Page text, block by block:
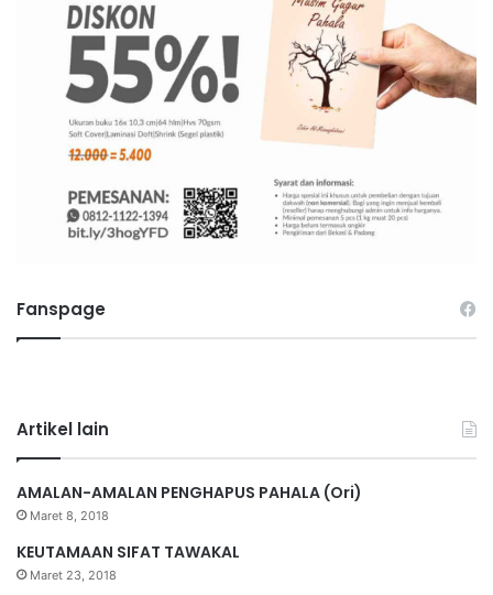
Fanspage
Artikel lain
AMALAN-AMALAN PENGHAPUS PAHALA (Ori)
Maret 8, 2018
KEUTAMAAN SIFAT TAWAKAL
Maret 23, 2018